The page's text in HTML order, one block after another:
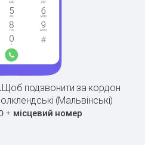
Щоб подзвонити за кордон
(Мальвінські)
+ місцевий номер